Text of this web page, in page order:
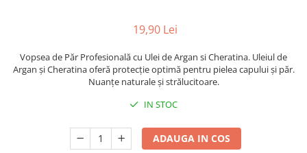
Produse pentru protectie solara
19,90 Lei
Vopsea de Păr Profesională cu Ulei de Argan si Cheratina. Uleiul de
Argan şi Cheratina oferă protecţie optimă pentru pielea capului şi păr.
Nuanţe naturale şi strălucitoare.
IN STOC
ADAUGA IN COS